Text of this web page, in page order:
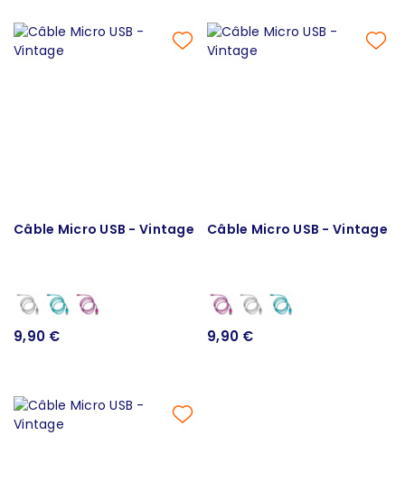
Câble Micro USB - Vintage
9,90 €
Câble Micro USB - Vintage
9,90 €